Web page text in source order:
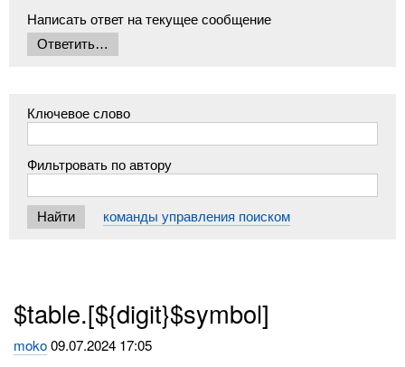
Написать ответ на текущее сообщение
Ключевое слово
Фильтровать по автору
команды управления поиском
$table.[${digit}$symbol]
moko09.07.2024 17:05